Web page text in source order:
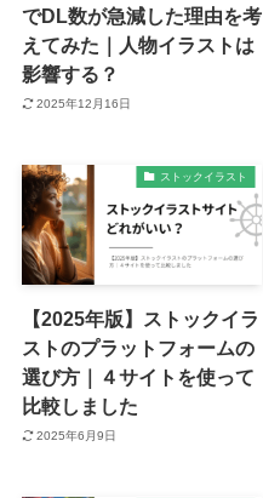
でDL数が急減した理由を考
えてみた｜人物イラストは
影響する？
2025年12月16日
ストックイラスト
【2025年版】ストックイラ
ストのプラットフォームの
選び方｜４サイトを使って
比較しました
2025年6月9日